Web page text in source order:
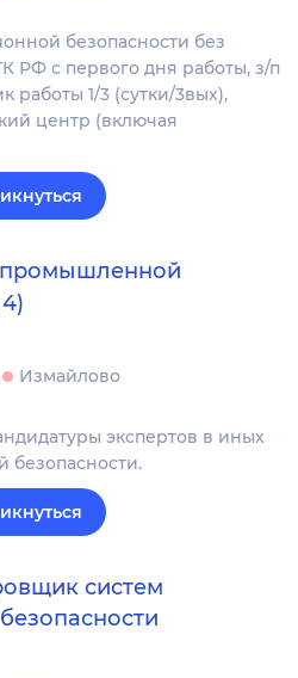
безопасности без
РФ с первого дня работы, з/п
работы 1/3 (сутки/3вых),
центр (включая
промышленной
Измайлово
экспертов в иных
безопасности.
систем